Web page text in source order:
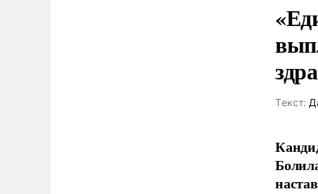
Tекст: